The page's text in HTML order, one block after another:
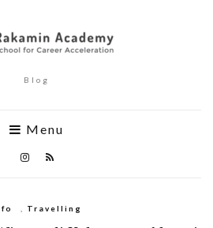
Blog
Menu
Travelling